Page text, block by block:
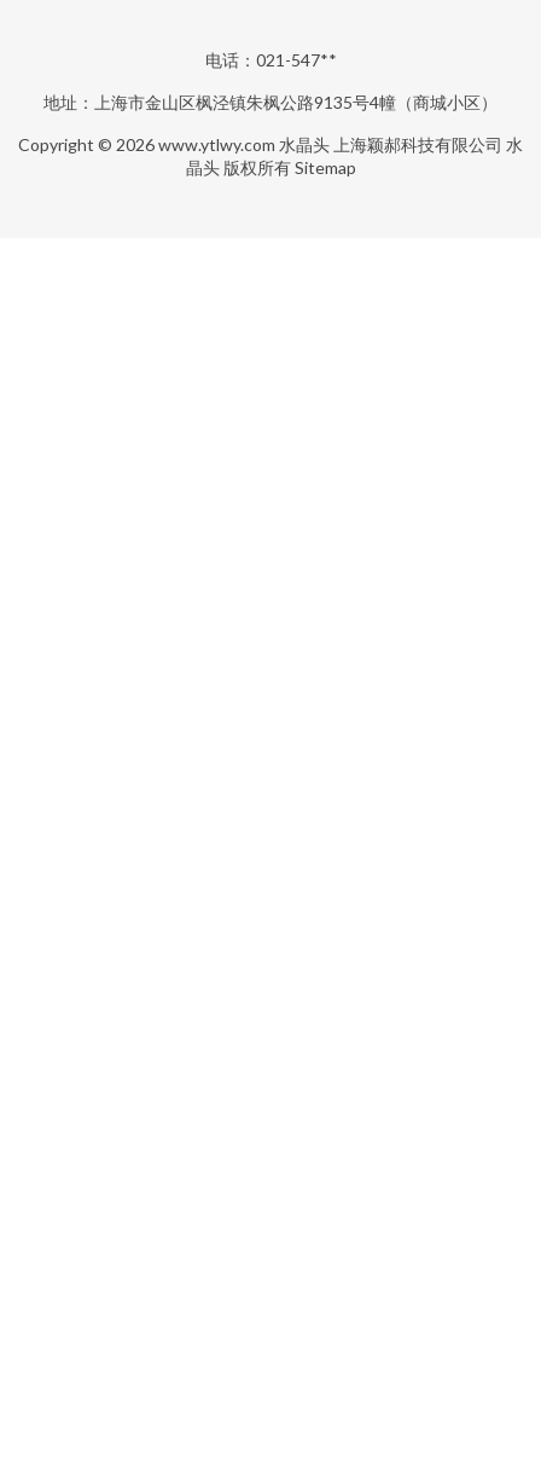
电话：021-547**
地址：上海市金山区枫泾镇朱枫公路9135号4幢（商城小区）
Copyright © 2026www.ytlwy.com 水晶头 上海颖郝科技有限公司 水
晶头版权所有Sitemap